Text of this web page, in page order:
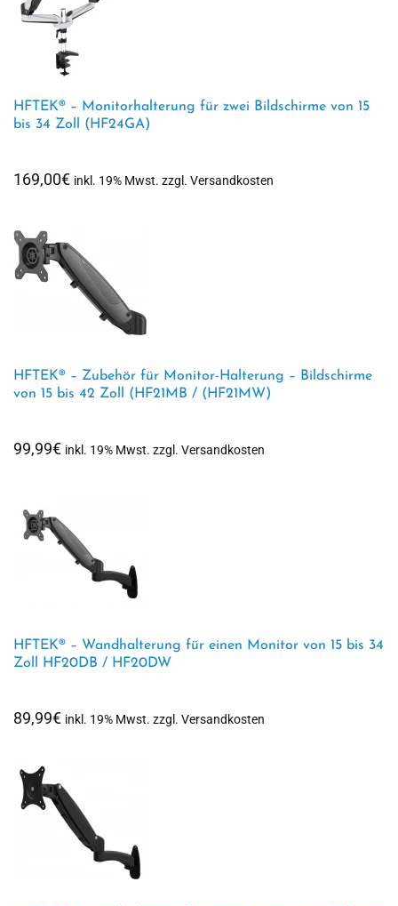
HFTEK® – Monitorhalterung für zwei Bildschirme von 15
bis 34 Zoll (HF24GA)
169,00€ inkl. 19% Mwst. zzgl. Versandkosten
HFTEK® – Zubehör für Monitor-Halterung – Bildschirme
von 15 bis 42 Zoll (HF21MB / (HF21MW)
99,99€ inkl. 19% Mwst. zzgl. Versandkosten
HFTEK® – Wandhalterung für einen Monitor von 15 bis 34
Zoll HF20DB / HF20DW
89,99€ inkl. 19% Mwst. zzgl. Versandkosten